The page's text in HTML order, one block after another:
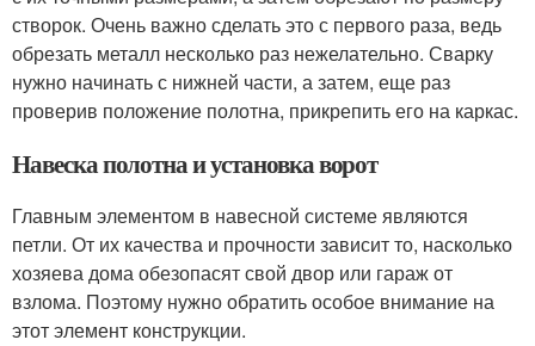
створок. Очень важно сделать это с первого раза, ведь
обрезать металл несколько раз нежелательно. Сварку
нужно начинать с нижней части, а затем, еще раз
проверив положение полотна, прикрепить его на каркас.
Навеска полотна и установка ворот
Главным элементом в навесной системе являются
петли. От их качества и прочности зависит то, насколько
хозяева дома обезопасят свой двор или гараж от
взлома. Поэтому нужно обратить особое внимание на
этот элемент конструкции.